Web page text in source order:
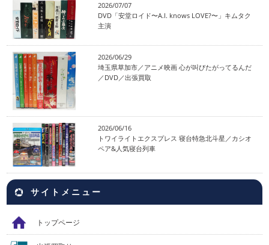
2026/07/07
DVD「安堂ロイド〜A.I. knows LOVE?〜」キムタク
主演
2026/06/29
埼玉県草加市／アニメ映画 心が叫びたがってるんだ
／DVD／出張買取
2026/06/16
トワイライトエクスプレス 寝台特急北斗星／カシオ
ペア&人気寝台列車
サイトメニュー
トップページ